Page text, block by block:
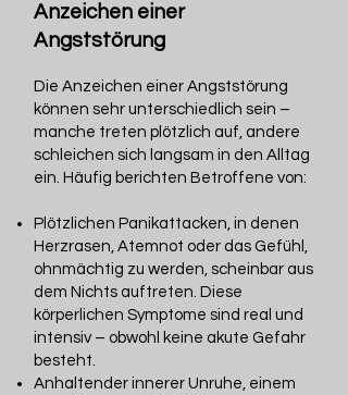
Anzeichen einer
Angststörung
Die Anzeichen einer Angststörung
können sehr unterschiedlich sein –
manche treten plötzlich auf, andere
schleichen sich langsam in den Alltag
ein. Häufig berichten Betroffene von:
Plötzlichen Panikattacken, in denen
Herzrasen, Atemnot oder das Gefühl,
ohnmächtig zu werden, scheinbar aus
dem Nichts auftreten. Diese
körperlichen Symptome sind real und
intensiv – obwohl keine akute Gefahr
besteht.
Anhaltender innerer Unruhe, einem